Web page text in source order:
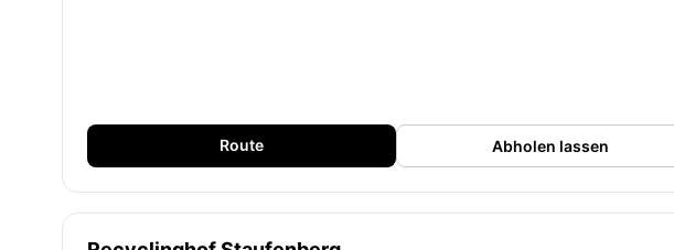
Route Abholen lassen